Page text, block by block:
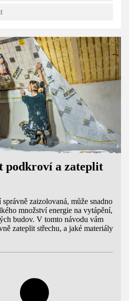
podkroví a zateplit
správně zaizolovaná, může snadno
množství energie na vytápění,
budov. V tomto návodu vám
zateplit střechu, a jaké materiály